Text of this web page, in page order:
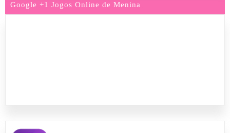
Google +1 Jogos Online de Menina